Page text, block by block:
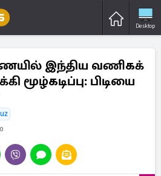
Desktop
இந்திய வணிகக்
மூழ்கடிப்பு: பிடியை